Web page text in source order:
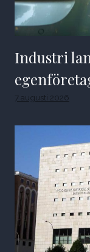
Industri
7 augusti 2026